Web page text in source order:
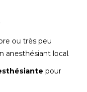
ou très peu
anesthésiant local.
pour